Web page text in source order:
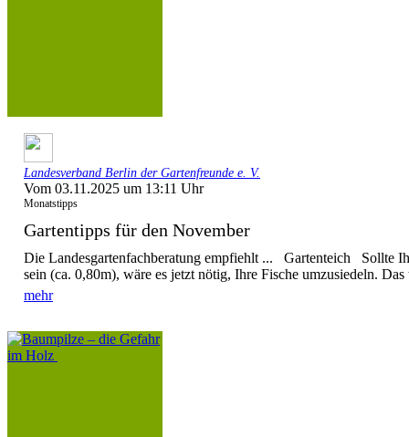
Landesverband Berlin der Gartenfreunde e. V.
Vom 03.11.2025 um 13:11 Uhr
Monatstipps
Gartentipps für den November
Die Landesgartenfachberatung empfiehlt ... Gartenteich Sollte
sein (ca. 0,80m), wäre es jetzt nötig, Ihre Fische umzusiedeln.
mehr